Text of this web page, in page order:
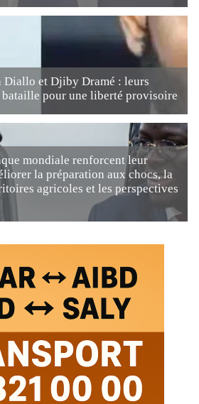
Diallo et Djiby Dramé : leurs
pour une liberté provisoire
mondiale renforcent leur
la préparation aux chocs, la
agricoles et les perspectives